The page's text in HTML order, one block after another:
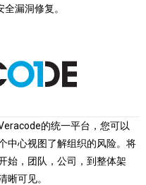
漏洞修复。
的统一平台，您可以
中心视图了解组织的风险。将
始，团队，公司，到整体架
晰可见。